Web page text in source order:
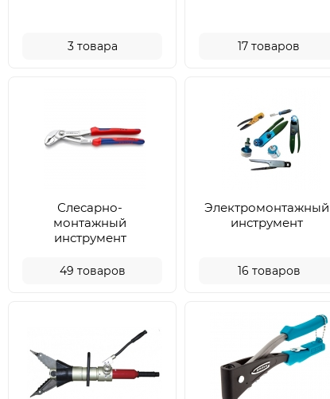
3 товара 17товаров
Слесарно-
монтажный
инструмент
49 товаров
Электромонтажный
инструмент
16 товаров